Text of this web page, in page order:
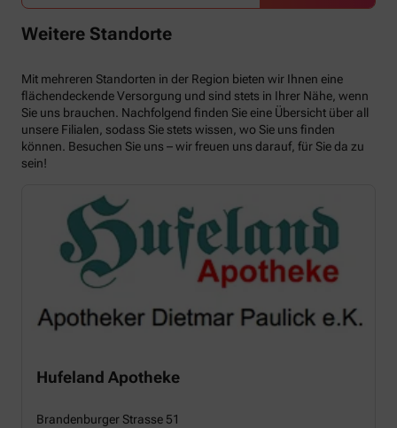
Weitere Standorte
Mit mehreren Standorten in der Region bieten wir Ihnen eine
flächendeckende Versorgung und sind stets in Ihrer Nähe, wenn
Sie uns brauchen. Nachfolgend finden Sie eine Übersicht über all
unsere Filialen, sodass Sie stets wissen, wo Sie uns finden
können. Besuchen Sie uns – wir freuen uns darauf, für Sie da zu
sein!
Hufeland Apotheke
Brandenburger Strasse 51